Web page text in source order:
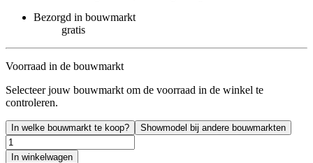
Bezorgd in bouwmarkt
gratis
Voorraad in de bouwmarkt
Selecteer jouw bouwmarkt om de voorraad in de winkel te
controleren.
In welke bouwmarkt te koop? Showmodel bij andere bouwmarkten
In winkelwagen